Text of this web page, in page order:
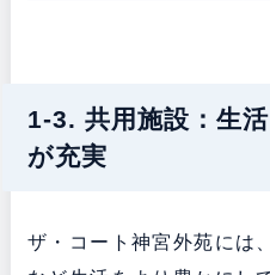
1-3. 共用施設：生
が充実
ザ・コート神宮外苑には